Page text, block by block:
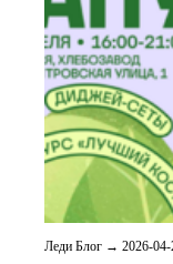
Леди Блог → 2026-04-